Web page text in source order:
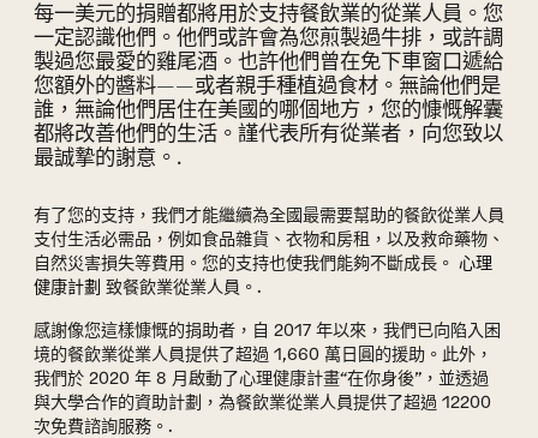
捐贈區
每一美元的捐贈都將用於支持餐飲業的從業人員。您
一定認識他們。他們或許會為您煎製過牛排，或許調
製過您最愛的雞尾酒。也許他們曾在免下車窗口遞給
您額外的醬料——或者親手種植過食材。無論他們是
誰，無論他們居住在美國的哪個地方，您的慷慨解囊
都將改善他們的生活。謹代表所有從業者，向您致以
最誠摯的謝意。.
有了您的支持，我們才能繼續為全國最需要幫助的餐飲從業人員
支付生活必需品，例如食品雜貨、衣物和房租，以及救命藥物、
自然災害損失等費用。您的支持也使我們能夠不斷成長。 心理
健康計劃 致餐飲業從業人員。.
感謝像您這樣慷慨的捐助者，自 2017 年以來，我們已向陷入困
境的餐飲業從業人員提供了超過 1,660 萬日圓的援助。此外，
我們於 2020 年 8 月啟動了心理健康計畫“在你身後”，並透過
與大學合作的資助計劃，為餐飲業從業人員提供了超過 12200
次免費諮詢服務。.